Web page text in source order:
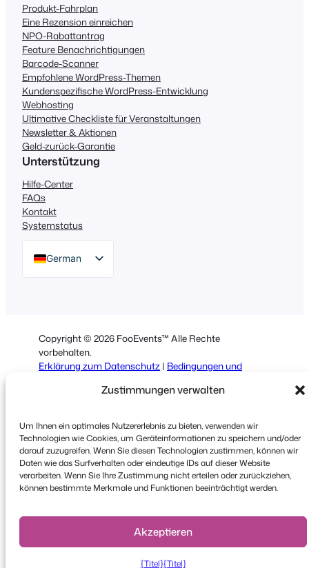
Zustimmungen verwalten
Um Ihnen ein optimales Nutzererlebnis zu bieten, verwenden wir
Technologien wie Cookies, um Geräteinformationen zu speichern und/oder
darauf zuzugreifen. Wenn Sie diesen Technologien zustimmen, können wir
Daten wie das Surfverhalten oder eindeutige IDs auf dieser Website
verarbeiten. Wenn Sie Ihre Zustimmung nicht erteilen oder zurückziehen,
können bestimmte Merkmale und Funktionen beeinträchtigt werden.
Akzeptieren
{Titel}{Titel}
Produkt-Fahrplan
Eine Rezension einreichen
NPO-Rabattantrag
Feature Benachrichtigungen
Barcode-Scanner
Empfohlene WordPress-Themen
Kundenspezifische WordPress-Entwicklung
Webhosting
Ultimative Checkliste für Veranstaltungen
Newsletter & Aktionen
Geld-zurück-Garantie
Unterstützung
Hilfe-Center
FAQs
Kontakt
Systemstatus
German
English
Italian
Portuguese
Greek
Copyright © 2026 FooEvents™ Alle Rechte
vorbehalten.
Erklärung zum Datenschutz | Bedingungen und